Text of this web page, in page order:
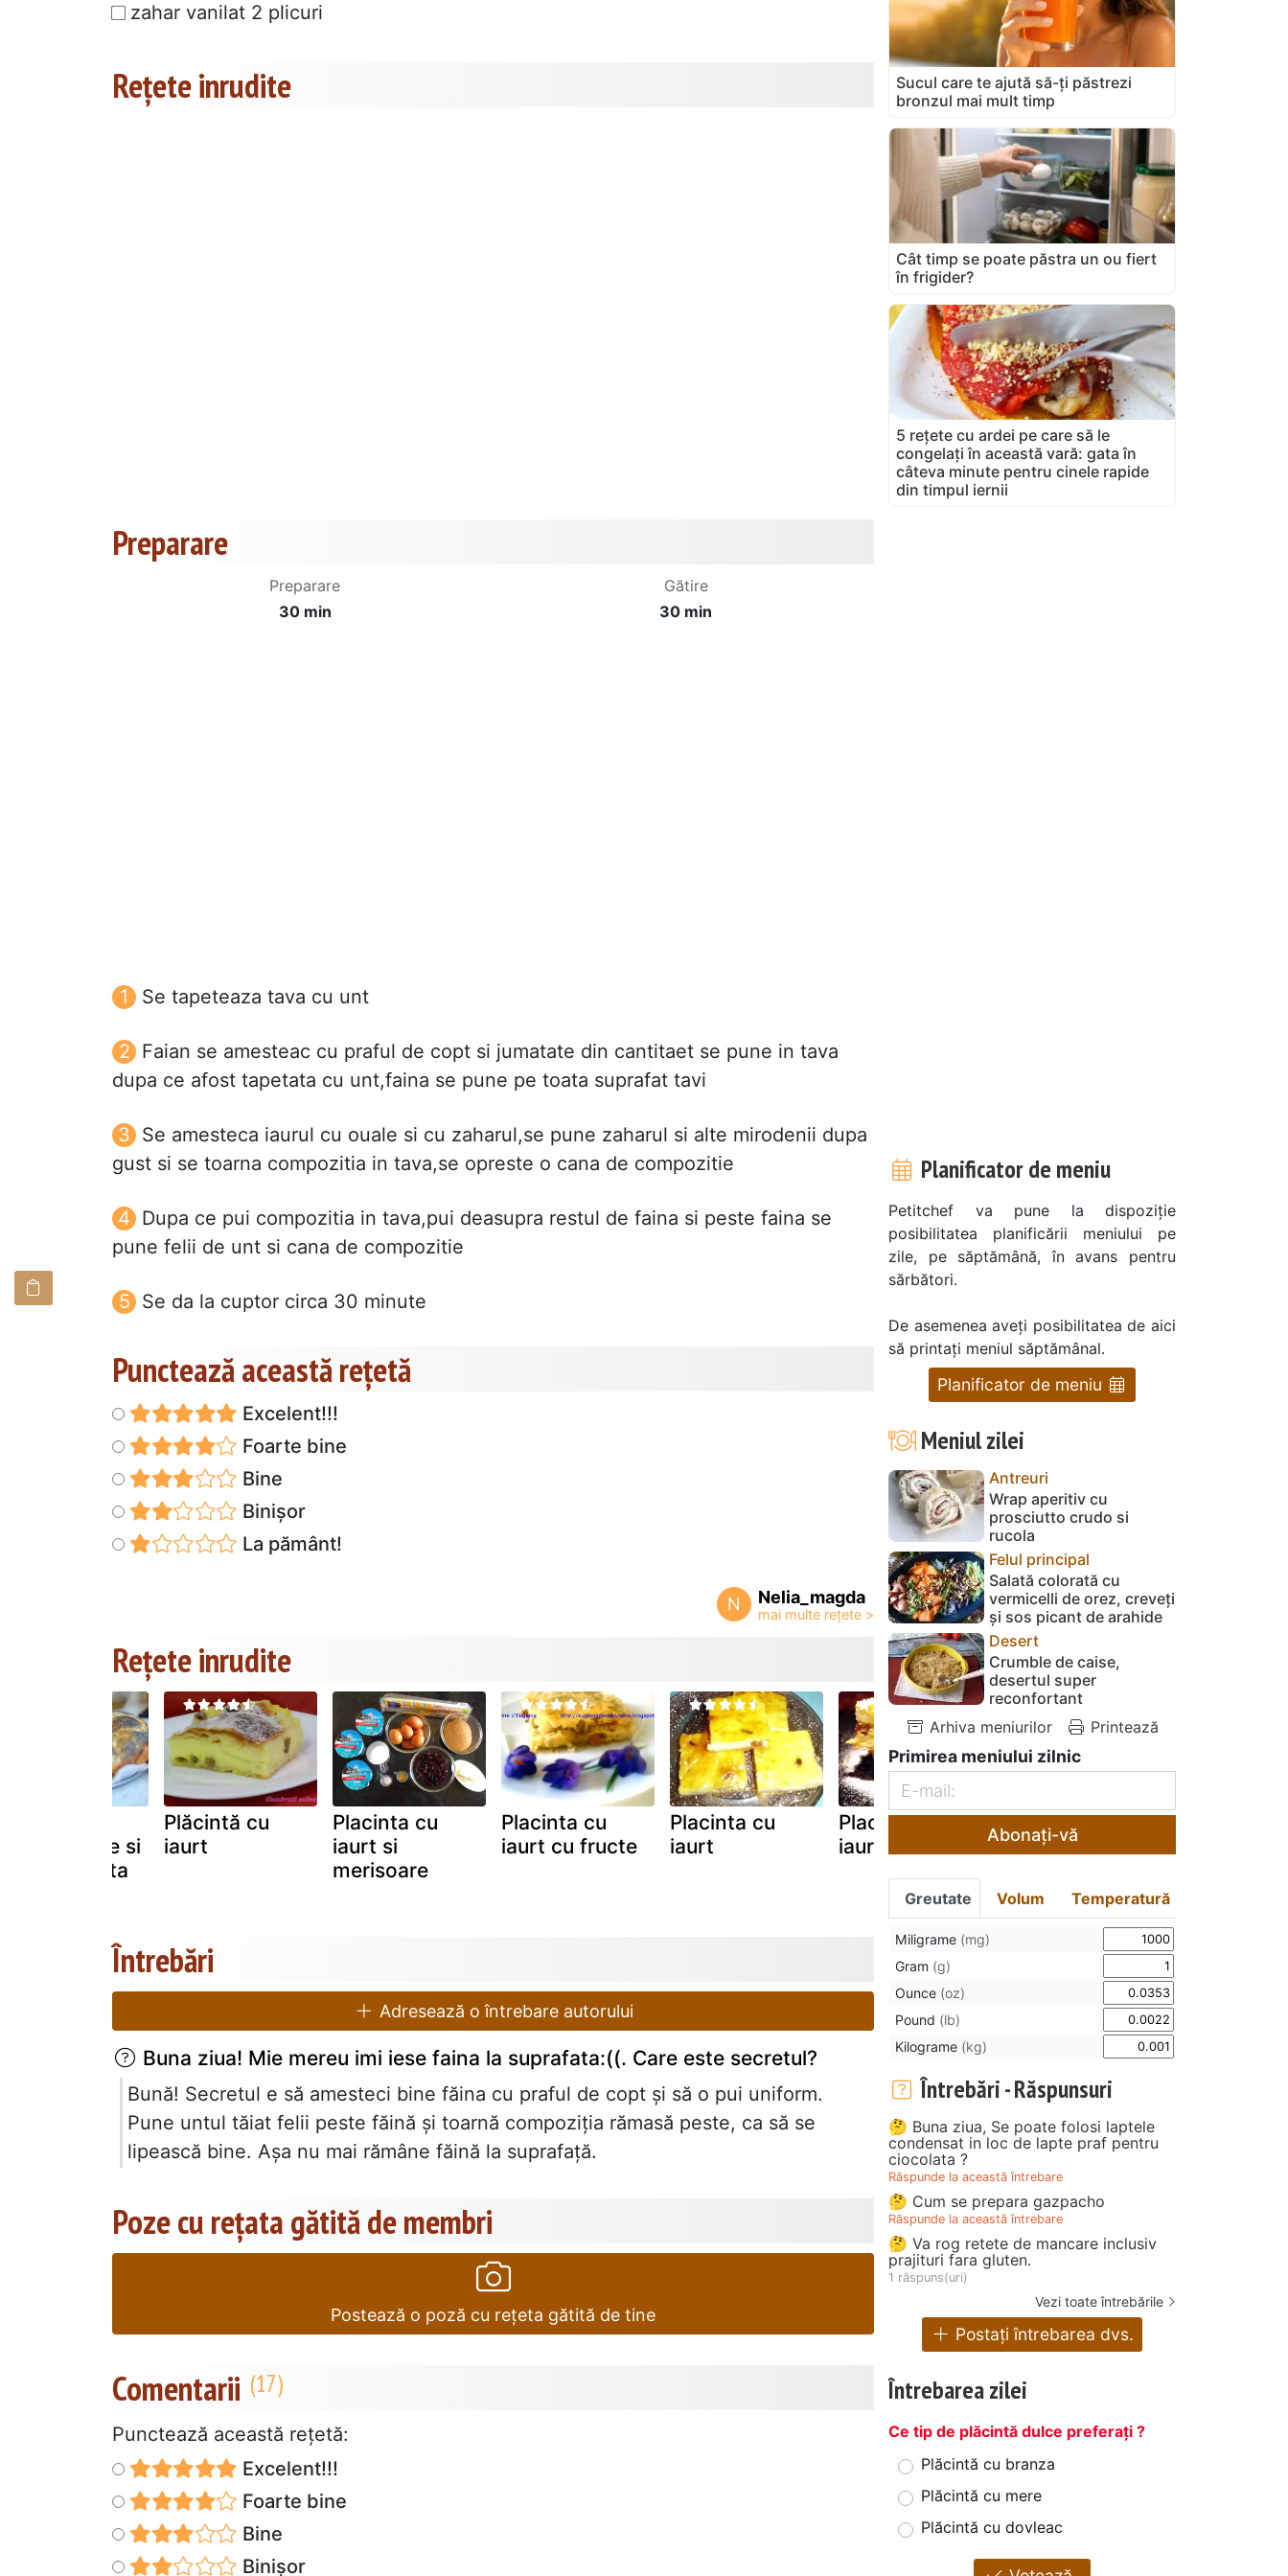
zahar vanilat 2 plicuri
Rețete inrudite
Preparare
Preparare
30 min
Gătire
30 min
Se tapeteaza tava cu unt
Faian se amesteac cu praful de copt si jumatate din cantitaet se pune in tava
dupa ce afost tapetata cu unt,faina se pune pe toata suprafat tavi
Se amesteca iaurul cu ouale si cu zaharul,se pune zaharul si alte mirodenii dupa
gust si se toarna compozitia in tava,se opreste o cana de compozitie
Dupa ce pui compozitia in tava,pui deasupra restul de faina si peste faina se
pune felii de unt si cana de compozitie
Se da la cuptor circa 30 minute
Punctează această reţetă
Excelent!!!
Foarte bine
Bine
Binișor
La pământ!
N Nelia_magda
Rețete inrudite
dulce si
in crusta
Plăcintă cu
iaurt
Placinta cu
iaurt si
merisoare
Placinta cu
iaurt cu fructe
Placinta cu
iaurt
Placinta cu
iaurt
placinta cu cas
proaspat de oi
Placinta cu
Întrebări
Adresează o întrebare autorului
Buna ziua! Mie mereu imi iese faina la suprafata:((. Care este secretul?
Bună! Secretul e să amesteci bine făina cu praful de copt și să o pui uniform.
Pune untul tăiat felii peste făină și toarnă compoziția rămasă peste, ca să se
lipească bine. Așa nu mai rămâne făină la suprafață.
Poze cu rețata gătită de membri
Postează o poză cu rețeta gătită de tine
Comentarii
Punctează această reţetă:
Excelent!!!
Foarte bine
Bine
Binișor
Sucul care te ajută să-ți păstrezi
bronzul mai mult timp
Cât timp se poate păstra un ou fiert
în frigider?
5 rețete cu ardei pe care să le
congelați în această vară: gata în
câteva minute pentru cinele rapide
din timpul iernii
Planificator de meniu
Petitchef va pune la dispoziție
posibilitatea planificării meniului pe
zile, pe săptămână, în avans pentru
sărbători.
De asemenea aveți posibilitatea de aici
să printați meniul săptămânal.
Planificator de meniu
Meniul zilei
Antreuri
Wrap aperitiv cu
prosciutto crudo si
rucola
Felul principal
Salată colorată cu
vermicelli de orez, creveți
și sos picant de arahide
Desert
Crumble de caise,
desertul super
reconfortant
Arhiva meniurilor
Printează
Primirea meniului zilnic
Abonați-vă
Greutate Volum Temperatură
Miligrame (mg)
Gram (g)
Ounce (oz)
Pound (lb)
Kilograme (kg)
Întrebări - Răspunsuri
🤔 Buna ziua, Se poate folosi laptele
condensat in loc de lapte praf pentru
ciocolata ?
Răspunde la această întrebare
🤔 Cum se prepara gazpacho
Răspunde la această întrebare
🤔 Va rog retete de mancare inclusiv
prajituri fara gluten.
1 răspuns(uri)
Vezi toate întrebările
Postați întrebarea dvs.
Întrebarea zilei
Ce tip de plăcintă dulce preferați ?
Plăcintă cu branza
Plăcintă cu mere
Plăcintă cu dovleac